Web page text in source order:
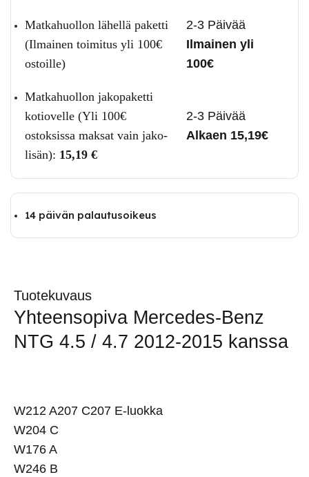
Matkahuollon lähellä paketti
(Ilmainen toimitus yli 100€
ostoille)
2-3 Päivää
Ilmainen yli
100€
Matkahuollon jakopaketti
kotiovelle (Yli 100€
ostoksissa maksat vain jako-
lisän): 15,19 €
2-3 Päivää
Alkaen 15,19€
14 päivän palautusoikeus
Tuotekuvaus
Yhteensopiva Mercedes-Benz
NTG 4.5 / 4.7 2012-2015 kanssa
W212 A207 C207 E-luokka
W204 C
W176 A
W246 B